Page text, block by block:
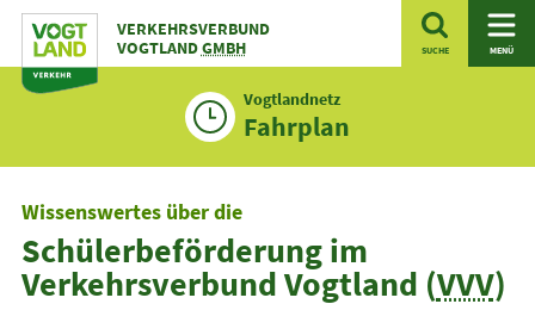
Zum
Inhalt
VERKEHRSVERBUND
VOGTLANDGMBH SUCHE MENÜ
Vogtlandnetz
Fahrplan
Wissenswertes über die
Schülerbeförderung im
Verkehrsverbund Vogtland (VVV)